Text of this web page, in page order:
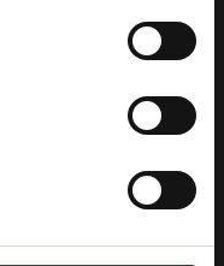
tibetana che hanno
che con i suoi
il cuore.